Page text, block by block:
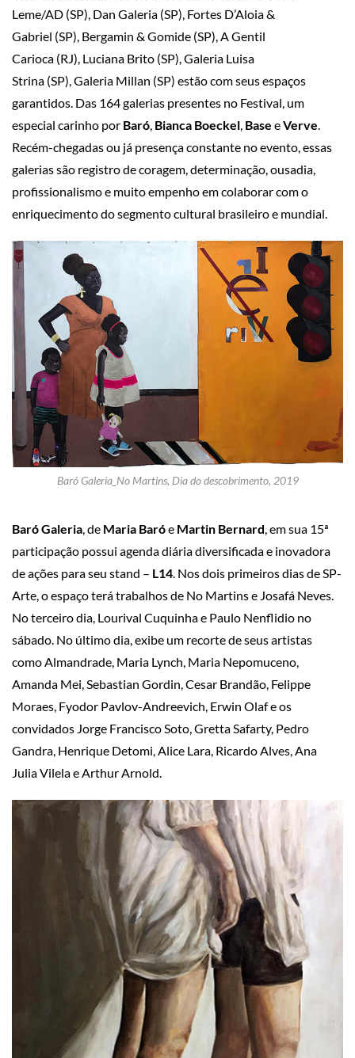
Leme/AD (SP), Dan Galeria (SP), Fortes D’Aloia &
Gabriel (SP), Bergamin & Gomide (SP), A Gentil
Carioca (RJ), Luciana Brito (SP), Galeria Luisa
Strina (SP), Galeria Millan (SP) estão com seus espaços
garantidos. Das 164 galerias presentes no Festival, um
especial carinho por Baró Bianca Boeckel Base eVerve
Recém-chegadas ou já presença constante no evento, essas
galerias são registro de coragem, determinação, ousadia,
profissionalismo e muito empenho em colaborar com o
enriquecimento do segmento cultural brasileiro e mundial.
Baró Galeria_No Martins, Dia do descobrimento, 2019
Baró Galeria, de Maria Baróe Martin Bernard, em sua 15ª
participação possui agenda diária diversificada e inovadora
de ações para seu stand – L14. Nos dois primeiros dias de SP-
Arte, o espaço terá trabalhos de No Martins e Josafá Neves.
No terceiro dia, Lourival Cuquinha e Paulo Nenflidio no
sábado. No último dia, exibe um recorte de seus artistas
como Almandrade, Maria Lynch, Maria Nepomuceno,
Amanda Mei, Sebastian Gordin, Cesar Brandão, Felippe
Moraes, Fyodor Pavlov-Andreevich, Erwin Olaf e os
convidados Jorge Francisco Soto, Gretta Safarty, Pedro
Gandra, Henrique Detomi, Alice Lara, Ricardo Alves, Ana
Julia Vilela e Arthur Arnold.